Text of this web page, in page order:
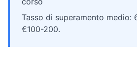
Tasso di superamento medio:
€100-200.